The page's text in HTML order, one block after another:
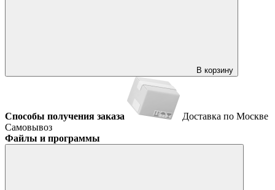
В корзину
Способы получения заказа
Доставка по Москве
Самовывоз
Файлы и программы